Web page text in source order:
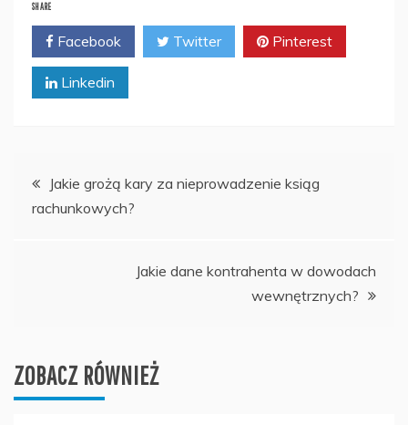
SHARE
Facebook Twitter Pinterest
Linkedin
Nawigacja
Jakie grożą kary za nieprowadzenie ksiąg
rachunkowych?
Jakie dane kontrahenta w dowodach
wewnętrznych?
ZOBACZ RÓWNIEŻ